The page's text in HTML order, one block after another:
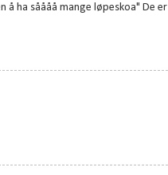
ha såååå mange løpeskoa" De er